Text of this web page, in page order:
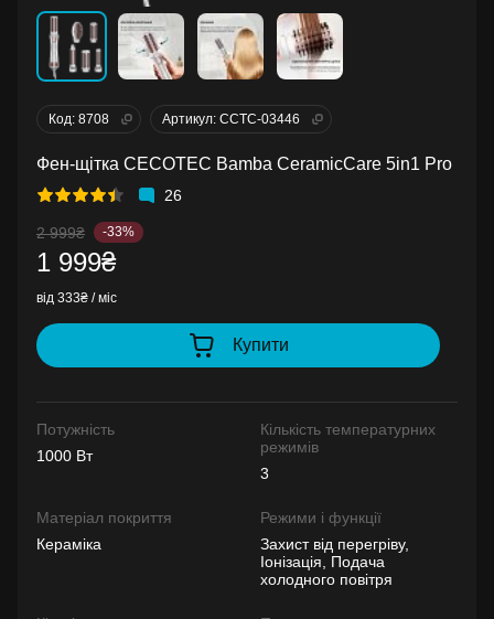
Код: 8708 Артикул: CCTC-03446
Фен-щітка CECOTEC Bamba CeramicCare 5in1 Pro
26
2 999₴ -33%
1 999₴
від 333₴ / міс
Купити
Потужність
1000 Вт
Кількість температурних
режимів
3
Матеріал покриття
Кераміка
Режими і функції
Захист від перегріву,
Іонізація, Подача
холодного повітря